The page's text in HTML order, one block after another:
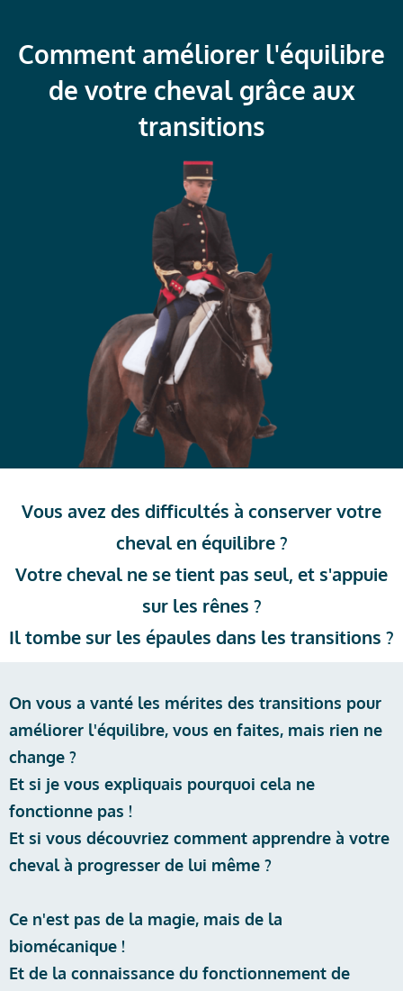
Comment améliorer l'équilibre
de votre cheval grâce aux
transitions
Vous avez des difficultés à conserver votre
cheval en équilibre ?
Votre cheval ne se tient pas seul, et s'appuie
sur les rênes ?
Il tombe sur les épaules dans les transitions ?
On vous a vanté les mérites des transitions pour
améliorer l'équilibre, vous en faites, mais rien ne
change ?
Et si je vous expliquais pourquoi cela ne
fonctionne pas !
Et si vous découvriez comment apprendre à votre
cheval à progresser de lui même ?
Ce n'est pas de la magie, mais de la
biomécanique !
Et de la connaissance du fonctionnement de